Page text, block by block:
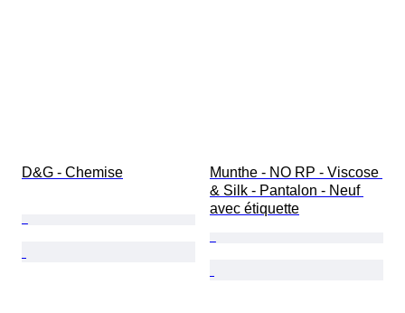
D&G - Chemise
Munthe - NO RP - Viscose
& Silk - Pantalon - Neuf
avec étiquette